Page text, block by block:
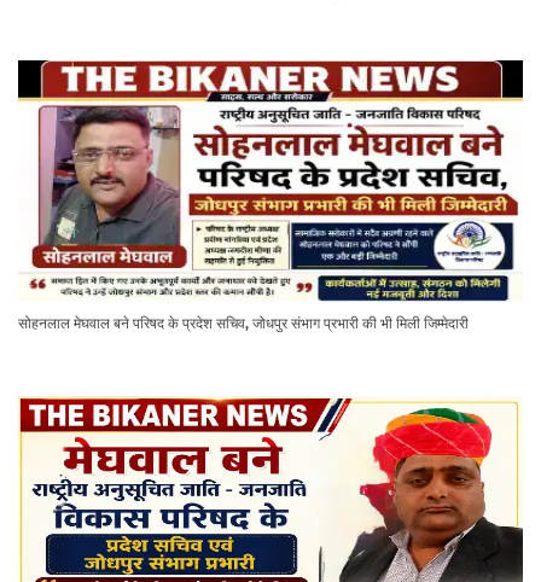
सोहनलाल मेघवाल बने परिषद के प्रदेश सचिव, जोधपुर संभाग प्रभारी की भी मिली जिम्मेदारी